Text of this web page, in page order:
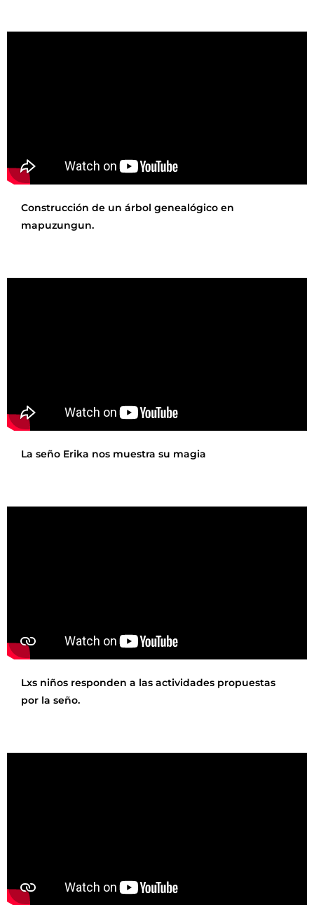
Construcción de un árbol genealógico en
mapuzungun.
La seño Erika nos muestra su magia
Lxs niños responden a las actividades propuestas
por la seño.